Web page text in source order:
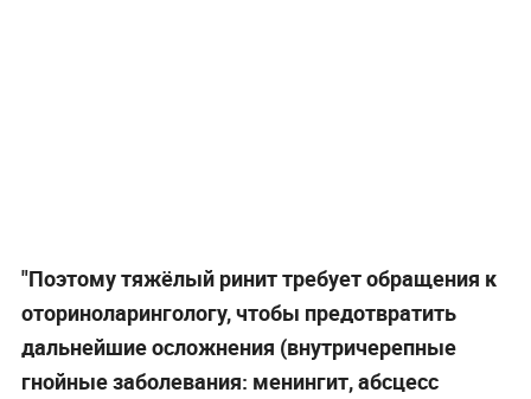
"Поэтому тяжёлый ринит требует обращения к
оториноларингологу, чтобы предотвратить
дальнейшие осложнения (внутричерепные
гнойные заболевания: менингит, абсцесс